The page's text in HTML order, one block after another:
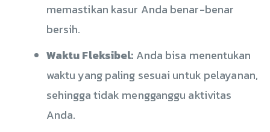
memastikan kasur Anda benar-benar
bersih.
Waktu Fleksibel: Anda bisa menentukan
waktu yang paling sesuai untuk pelayanan,
sehingga tidak mengganggu aktivitas
Anda.